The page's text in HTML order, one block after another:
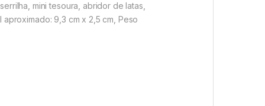
mini tesoura, abridor de latas,
aproximado: 9,3 cm x 2,5 cm, Peso